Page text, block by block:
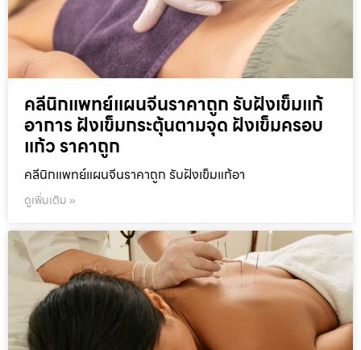
คลีนิกแพทย์แผนจีนราคาถูก รับฝังเข็มแก้
อาการ ฝังเข็มกระตุ้นตามจุด ฝังเข็มครอบ
แก้ว ราคาถูก
คลีนิกแพทย์แผนจีนราคาถูก รับฝังเข็มแก้อา
ดูเพิ่มเติม »